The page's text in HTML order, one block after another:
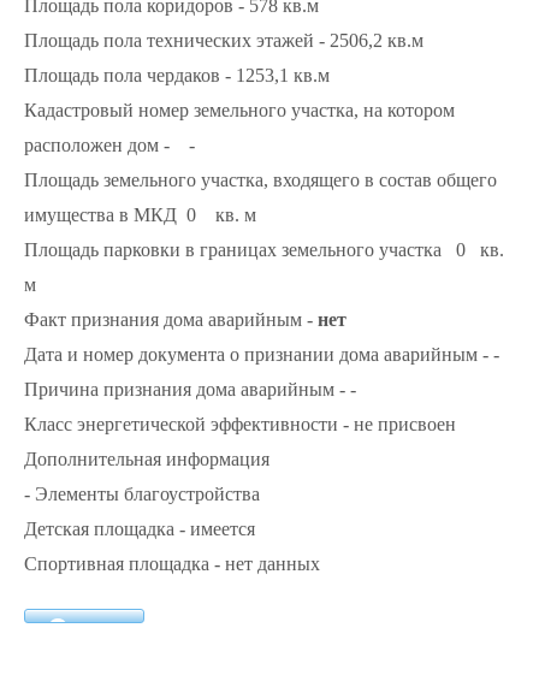
Площадь пола коридоров - 578 кв.м
Площадь пола технических этажей - 2506,2 кв.м
Площадь пола чердаков - 1253,1 кв.м
Кадастровый номер земельного участка, на котором
расположен дом - -
Площадь земельного участка, входящего в состав общего
имущества в МКД 0 кв. м
Площадь парковки в границах земельного участка 0 кв.
м
Факт признания дома аварийным - нет
Дата и номер документа о признании дома аварийным - -
Причина признания дома аварийным - -
Класс энергетической эффективности - не присвоен
Дополнительная информация
- Элементы благоустройства
Детская площадка - имеется
Спортивная площадка - нет данных